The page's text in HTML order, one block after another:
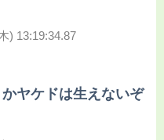
) 13:19:34.87
ヤケドは生えないぞ